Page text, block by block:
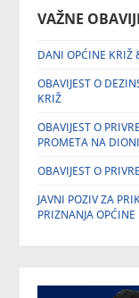
VAŽNE
DANI OPĆINE KRIŽ
OBAVIJEST O
KRIŽ
OBAVIJEST O
PROMETA NA
OBAVIJEST O
JAVNI POZIV ZA
PRIZNANJA